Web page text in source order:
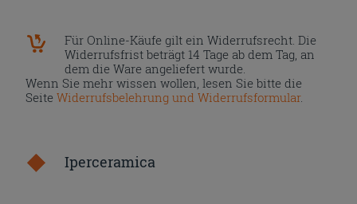
Für Online-Käufe gilt ein Widerrufsrecht. Die
Widerrufsfrist beträgt 14 Tage ab dem Tag, an
dem die Ware angeliefert wurde.
Wenn Sie mehr wissen wollen, lesen Sie bitte die
SeiteWiderrufsbelehrung und Widerrufsformular.
Iperceramica